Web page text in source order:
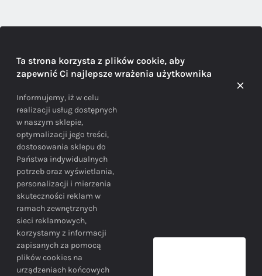
Doradzamy na każdym etapie zakupu
BEZPIECZEŃSTWO
Bezpieczne zakupy gwarantowane!
Ta strona korzysta z plików cookie, aby
zapewnić Ci najlepsze wrażenia użytkownika
Informujemy, iż w celu
realizacji usług dostępnych
w naszym sklepie,
optymalizacji jego treści,
dostosowania sklepu do
Państwa indywidualnych
potrzeb oraz wyświetlania,
personalizacji i mierzenia
skuteczności reklam w
ramach zewnętrznych
sieci reklamowych,
korzystamy z informacji
zapisanych za pomocą
plików cookies na
urządzeniach końcowych